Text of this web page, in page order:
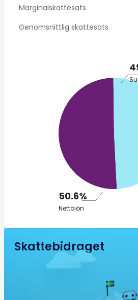
Marginalskattesats
Genomsnittlig skattesats
50.6%
Nettolön
Skattebidraget